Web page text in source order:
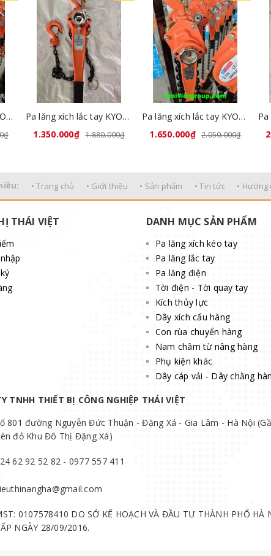
tay Kyoto được sản xuất tại nhà máy
Pa lăng xích lắc tay KYOTO 1.5 tấn x 1,5 mét
Pa lăng xích lắc tay KYOTO 2 tấn x 1,5 mét
1.350.000₫ 1.880.000₫
Pa lăng xích lắc tay KYOTO 3 tấn x 1,5 mét
1.650.000₫ 2.050.000₫
• Trang chủ • Giới thiệu • Sản phẩm • Tin tức •
THÁI VIỆT DANH MỤC SẢN PHẨM
Pa lăng xích kéo tay
Pa lăng lắc tay
Pa lăng điện
Tời điện - Tời quay tay
Kích thủy lực
Dây xích cẩu hàng
Con rùa chuyển hàng
Nam châm từ nâng hàng
Phụ kiện khác
Dây cáp vải - Dây chằng
TNHH THIẾT BỊ CÔNG NGHIỆP THÁI VIỆT
801 đường Nguyễn Đức Thuận - Đặng Xá - Gia Lâm - Hà Nội
đỏ Khu Đô Thị Đặng Xá)
62 92 52 82 - 0977 557 411
0107578410 DO SỞ KẾ HOẠCH VÀ ĐẦU TƯ THÀNH PHỐ HÀ
NGÀY 28/09/2016.